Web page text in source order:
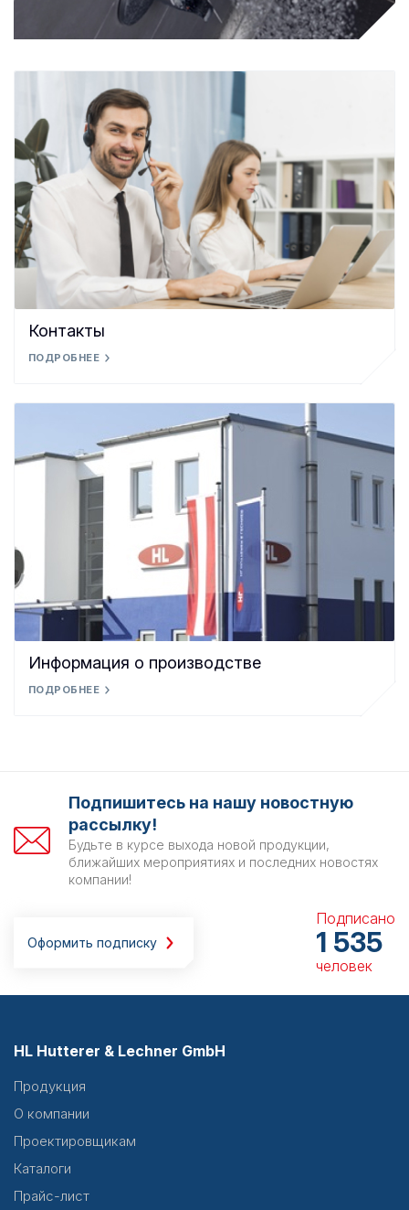
Контакты
ПОДРОБНЕЕ
Информация о производстве
ПОДРОБНЕЕ
Подпишитесь на нашу новостную
рассылку!
Будьте в курсе выхода новой продукции,
ближайших мероприятиях и последних новостях
компании!
Оформить подписку
Подписано
1 535
человек
HL Hutterer & Lechner GmbH
Продукция
О компании
Проектировщикам
Каталоги
Прайс-лист